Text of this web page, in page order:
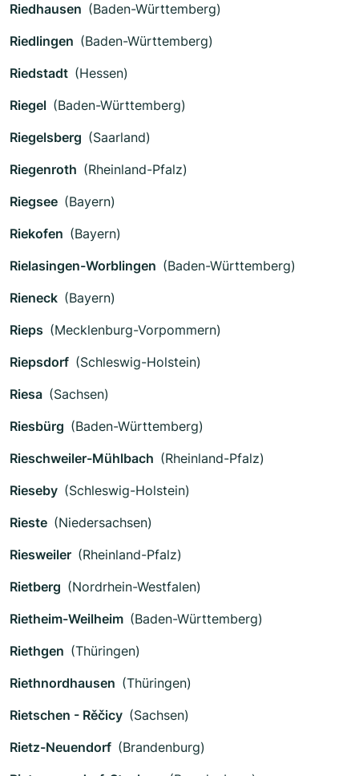
Riedhausen (Baden-Württemberg)
Riedlingen (Baden-Württemberg)
Riedstadt (Hessen)
Riegel (Baden-Württemberg)
Riegelsberg (Saarland)
Riegenroth (Rheinland-Pfalz)
Riegsee (Bayern)
Riekofen (Bayern)
Rielasingen-Worblingen (Baden-Württemberg)
Rieneck (Bayern)
Rieps (Mecklenburg-Vorpommern)
Riepsdorf (Schleswig-Holstein)
Riesa (Sachsen)
Riesbürg (Baden-Württemberg)
Rieschweiler-Mühlbach (Rheinland-Pfalz)
Rieseby (Schleswig-Holstein)
Rieste (Niedersachsen)
Riesweiler (Rheinland-Pfalz)
Rietberg (Nordrhein-Westfalen)
Rietheim-Weilheim (Baden-Württemberg)
Riethgen (Thüringen)
Riethnordhausen (Thüringen)
Rietschen - Rěčicy (Sachsen)
Rietz-Neuendorf (Brandenburg)